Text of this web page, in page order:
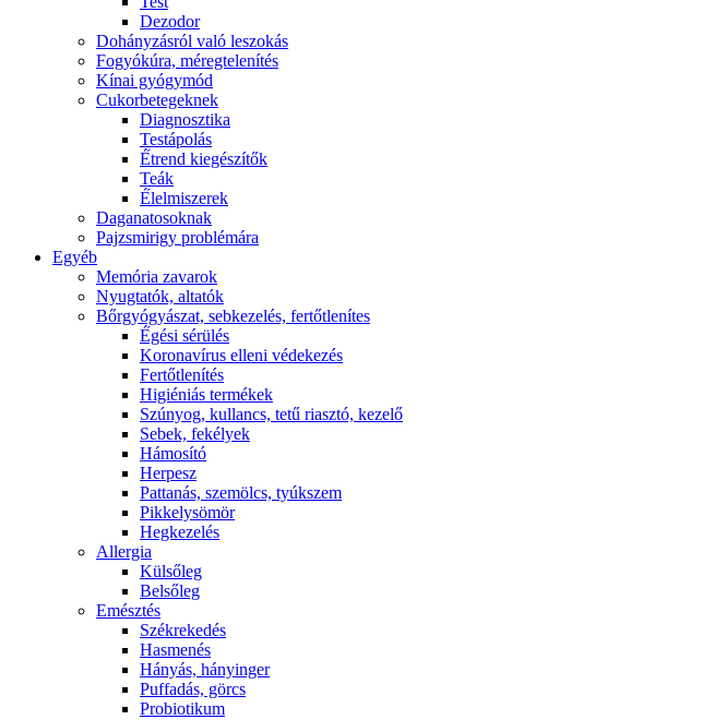
Dezodor
Dohányzásról való leszokás
Fogyókúra, méregtelenítés
Kínai gyógymód
Cukorbetegeknek
Diagnosztika
Testápolás
É́trend kiegészítők
Teák
É́lelmiszerek
Daganatosoknak
Pajzsmirigy problémára
Egyéb
Memória zavarok
Nyugtatók, altatók
Bőrgyógyászat, sebkezelés, fertőtlenítes
É́gési sérülés
Koronavírus elleni védekezés
Fertőtlenítés
Higiéniás termékek
Szúnyog, kullancs, tetű riasztó, kezelő
Sebek, fekélyek
Hámosító
Herpesz
Pattanás, szemölcs, tyúkszem
Pikkelysömör
Hegkezelés
Allergia
Külsőleg
Belsőleg
Emésztés
Székrekedés
Hasmenés
Hányás, hányinger
Puffadás, görcs
Probiotikum